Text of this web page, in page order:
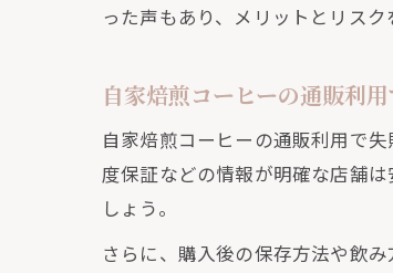
った声もあり、メリットとリスク
自家焙煎コーヒーの通販利
自家焙煎コーヒーの通販利用で
度保証などの情報が明確な店舗
しょう。
さらに、購入後の保存方法や飲